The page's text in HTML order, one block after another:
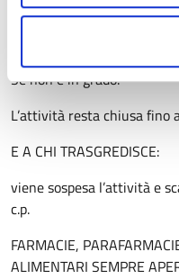
all’interno)
la distanza di un metro tra
Se non è in grado:
L’attività resta chiusa fino
E A CHI TRASGREDISCE:
viene sospesa l’attività e
c.p.
FARMACIE,
ALIMENTARI SEMPRE